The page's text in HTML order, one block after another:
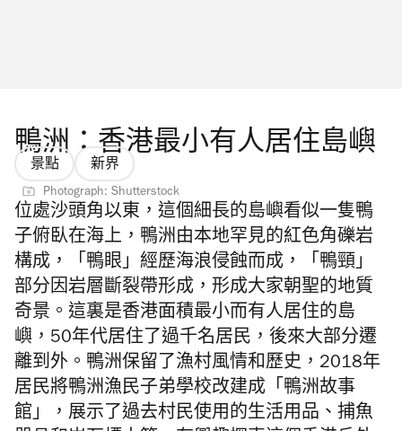
鴨洲：香港最小有人居住島嶼
景點 新界
Photograph: Shutterstock
位處沙頭角以東，這個細長的島嶼看似一隻鴨
子俯臥在海上，鴨洲由本地罕見的紅色角礫岩
構成，
「鴨眼」經歷海浪侵蝕而成，
「鴨頸」
部分因岩層斷裂帶形成，形成大家朝聖的地質
奇景。這裏是香港面積最小而有人居住的島
嶼 ，50年代居住了過千名居民，後來大部分遷
離到外。 鴨洲保留了漁村風情和歷史，2018年
居民將鴨洲漁民子弟學校改建成 「鴨洲故事
館」，展示了過去村民使用的生活用品、捕魚